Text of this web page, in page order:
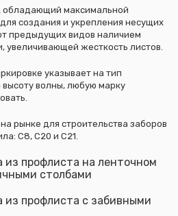
обладающий максимальной
создания и укрепления несущих
предыдущих видов наличием
увеличивающей жесткость листов.
указывает на тип
волны, любую марку
рынке для строительства заборов
С8, С20 и С21.